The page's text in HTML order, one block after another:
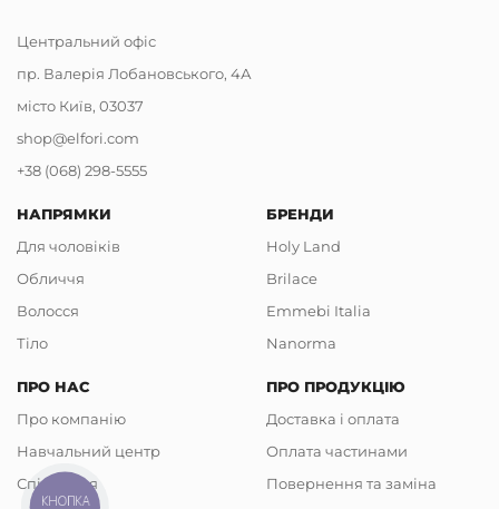
Центральний офіс
пр. Валерія Лобановського, 4А
місто Київ, 03037
shop@elfori.com
+38 (068) 298-5555
НАПРЯМКИ
Для чоловіків
Обличчя
Волосся
Тіло
БРЕНДИ
Holy Land
Brilace
Emmebi Italia
Nanorma
ПРО НАС
Про компанію
Навчальний центр
Співпраця
ПРО ПРОДУКЦІЮ
Доставка і оплата
Оплата частинами
Повернення та заміна
КНОПКА